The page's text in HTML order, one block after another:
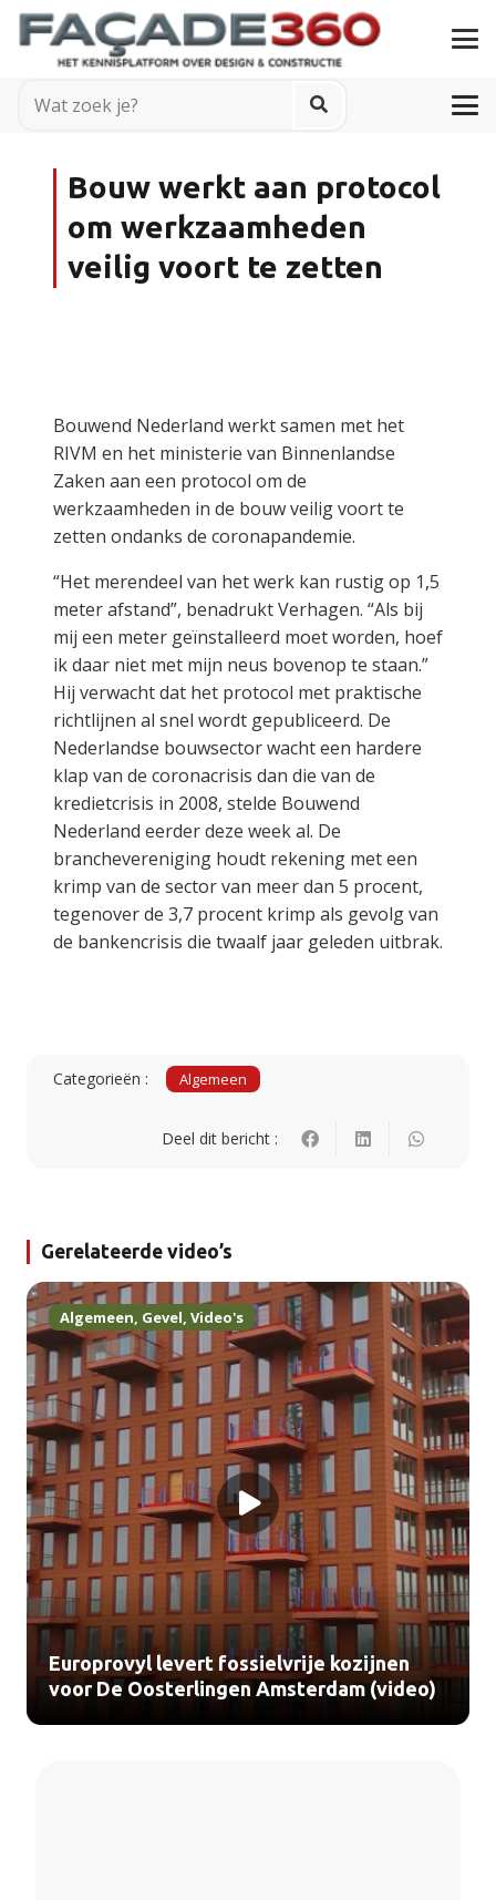
Bouw werkt aan protocol
om werkzaamheden
veilig voort te zetten
Bouwend Nederland werkt samen met het
RIVM en het ministerie van Binnenlandse
Zaken aan een protocol om de
werkzaamheden in de bouw veilig voort te
zetten ondanks de coronapandemie.
“Het merendeel van het werk kan rustig op 1,5
meter afstand”, benadrukt Verhagen. “Als bij
mij een meter geïnstalleerd moet worden, hoef
ik daar niet met mijn neus bovenop te staan.”
Hij verwacht dat het protocol met praktische
richtlijnen al snel wordt gepubliceerd. De
Nederlandse bouwsector wacht een hardere
klap van de coronacrisis dan die van de
kredietcrisis in 2008, stelde Bouwend
Nederland eerder deze week al. De
branchevereniging houdt rekening met een
krimp van de sector van meer dan 5 procent,
tegenover de 3,7 procent krimp als gevolg van
de bankencrisis die twaalf jaar geleden uitbrak.
Categorieën : Algemeen
Deel dit bericht :
Gerelateerde video’s
Algemeen, Gevel, Video's
Europrovyl levert fossielvrije kozijnen
voor De Oosterlingen Amsterdam (video)